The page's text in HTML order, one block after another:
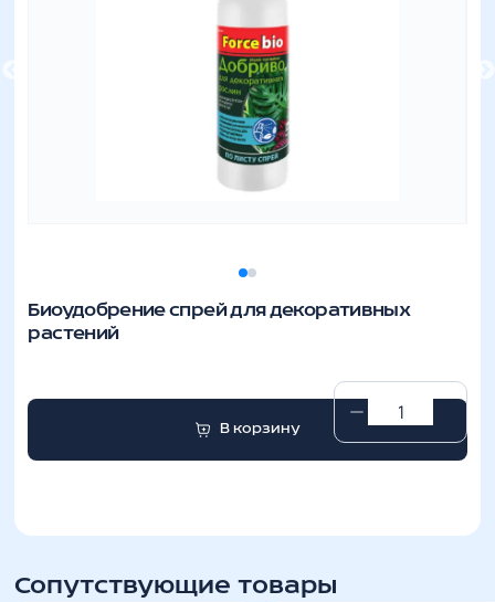
Биоудобрение спрей для декоративных
растений
Биоудобрение
спрей
растений
В корзину
Сопутствующие товары